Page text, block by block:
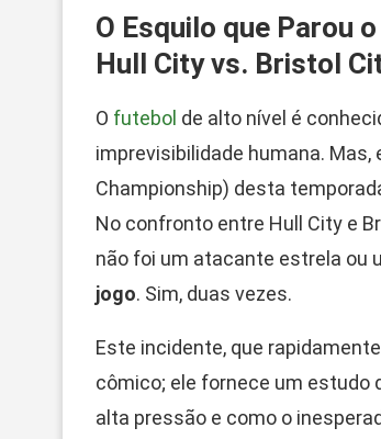
O Esquilo que Parou o
Hull City vs. Bristol
O futebol de alto nível é
imprevisibilidade humana.
Championship) desta
No confronto entre Hull City e
não foi um atacante estrela ou
jogo. Sim, duas vezes.
Este incidente, que
cômico; ele fornece um estudo
alta pressão e como o